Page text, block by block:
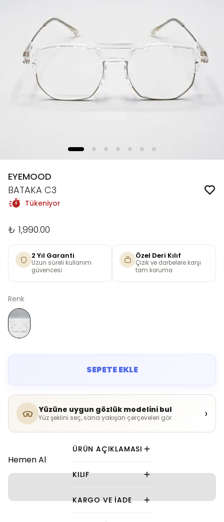
EYEMOOD
BATAKA C3
Tükeniyor
₺ 1,990.00
2 Yıl Garanti
Uzun süreli kullanım
güvencesi
Özel Deri Kılıf
Çizik ve darbelere karşı
tam koruma
Renk
SEPETE EKLE
Yüzüne uygun gözlük modelini bul
Yüz şeklini seç, sana yakışan çerçeveleri gör. ›
Hemen Al
ÜRÜN AÇIKLAMASI
KILIF
KARGO VE İADE